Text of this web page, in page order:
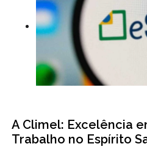
A Climel: Excelência
Trabalho no Espírito